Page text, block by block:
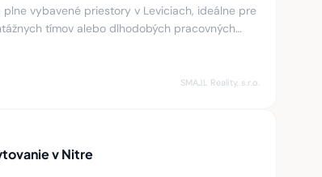
vybavené priestory v Leviciach, ideálne pre
tímov alebo dlhodobých pracovných
SMAJL Reality, s.r.o.
v Nitre